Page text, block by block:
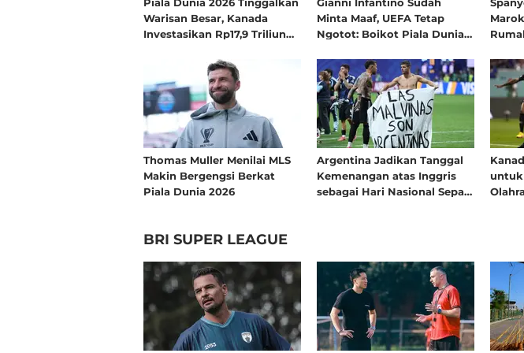
Stars 2025/2026
Seleksi Timnas Indonesia
2 minggu yang lalu
HYDROPLUS Soccer
Menemukan Jalan untuk
Mengejar Mimpi ke Timnas
Indonesia Putri
3 minggu yang lalu
Bupati Kudus Apresiasi
HYDROPLUS Soccer
Stars 2025/2026: Selaras
Goal Aksis U-15 dan
Persib Bandung U-18 Jadi
Kampiun HYDROPLUS
League All-Stars 2025/
3 minggu yang lalu
Warisan Besar, Kanada
Investasikan Rp17,9 Triliun
Sepanjang Sejarah
Minta Maaf, UEFA Tetap
Ngotot: Boikot Piala Dunia
Thomas Muller Menilai MLS
Makin Bergengsi Berkat
Piala Dunia 2026
Argentina Jadikan Tanggal
Kemenangan atas Inggris
sebagai Hari Nasional Sepak
BRI SUPER LEAGUE